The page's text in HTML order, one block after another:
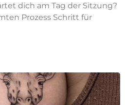
dich am Tag der Sitzung?
Prozess Schritt für